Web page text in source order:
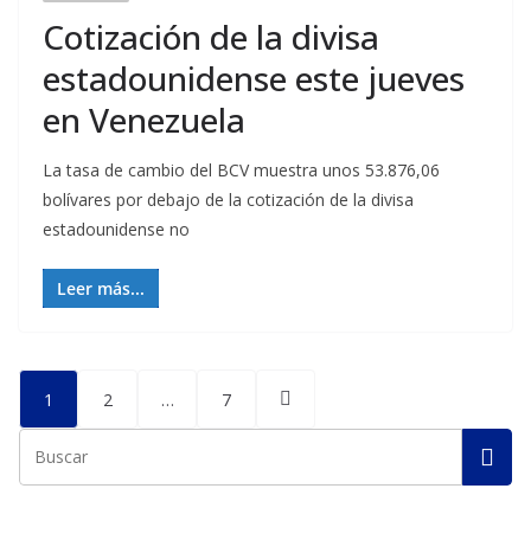
Cotización de la divisa
estadounidense este jueves
en Venezuela
La tasa de cambio del BCV muestra unos 53.876,06
bolívares por debajo de la cotización de la divisa
estadounidense no
Leer más...
Posts
pagination
1 2 … 7